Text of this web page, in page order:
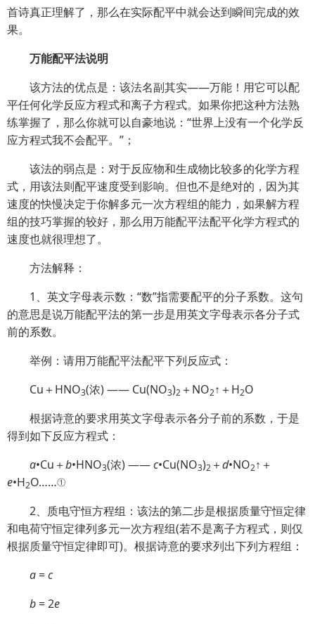
首诗真正理解了，那么在实际配平中就会达到瞬间完成的效
果。
万能配平法说明
该方法的优点是：该法名副其实——万能！用它可以配
平任何化学反应方程式和离子方程式。如果你把这种方法熟
练掌握了，那么你就可以自豪地说：“世界上没有一个化学反
应方程式我不会配平。”；
该法的弱点是：对于反应物和生成物比较多的化学方程
式，用该法则配平速度受到影响。但也不是绝对的，因为其
速度的快慢决定于你解多元一次方程组的能力，如果解方程
组的技巧掌握的较好，那么用万能配平法配平化学方程式的
速度也就很理想了。
方法解释：
1、英文字母表示数：“数”指需要配平的分子系数。这句
的意思是说万能配平法的第一步是用英文字母表示各分子式
前的系数。
举例：请用万能配平法配平下列反应式：
Cu＋HNO3(浓) —— Cu(NO3)2 ＋NO2↑＋H2O
根据诗意的要求用英文字母表示各分子前的系数，于是
得到如下反应方程式：
a•Cu＋b•HNO3(浓) ——c•Cu(NO3)2 ＋d•NO2↑＋
e•H2O……①
2、质电守恒方程组：该法的第二步是根据质量守恒定律
和电荷守恒定律列多元一次方程组(若不是离子方程式，则仅
根据质量守恒定律即可)。根据诗意的要求列出下列方程组：
a =c
b = 2e